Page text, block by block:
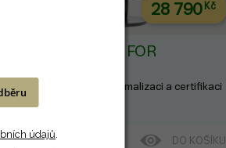
28 790Kč
NETPROFILER 3 FOR
Software k ověření, optimalizaci a certifikaci
vašeho přístroje.
1-2 týdny DO KOŠÍKU
údajů